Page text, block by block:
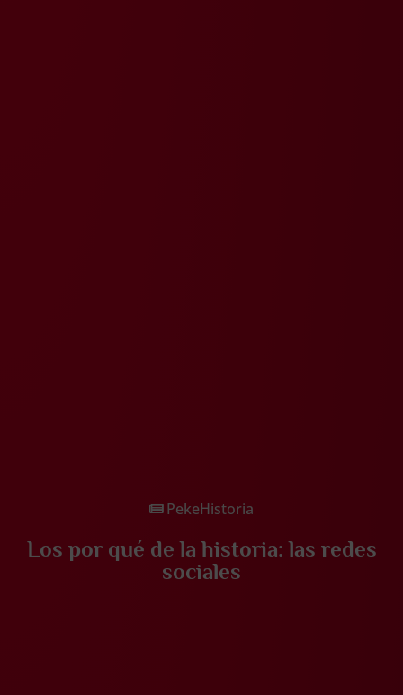
PekeHistoria
Los por qué de la historia: las redes
sociales